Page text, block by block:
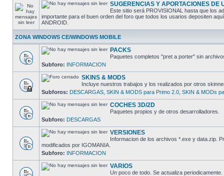
SUGERENCIAS Y APORTACIONES DE
Este sitio será PROVISIONAL hasta que los
importante para el buen orden del foro que todos los usarios depositen
ANDROID.
ZONA WINDOWS CE/WINDOWS MOBILE
PACKS
Paquetes completos "pret a porter" sin
Subforo: INFORMACION
SKINS & MODS
Incluye nuestros trabajos y los realizados por otros
Subforos: DESCARGAS SKIN & MODS para Primo 2.0 SKIN & MODs
COCHES 3D/2D
Paquetes propios y de otros desarrolladores.
Subforo: DESCARGAS
VERSIONES
Informacion de los archivos *.exe y data.zip.
modificados por IGOMANIA.
Subforo: INFORMACION
VARIOS
Un poco de todo. Se actualiza periodicamente.